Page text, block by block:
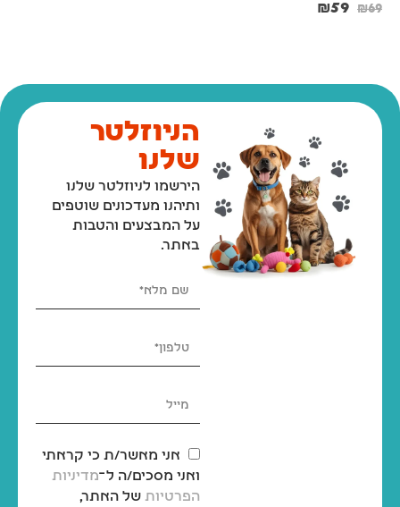
₪69
₪59
הניוזלטר
שלנו
הירשמו לניוזלטר שלנו
ותיהנו מעדכונים שוטפים
על המבצעים והטבות
באתר.
אני מאשר/ת כי קראתי
ואני מסכים/ה ל־מדיניות
הפרטיות של האתר,